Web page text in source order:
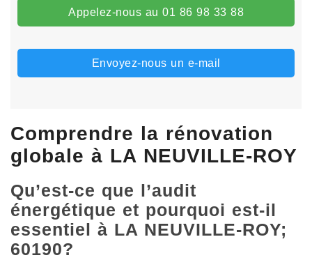
Appelez-nous au 01 86 98 33 88
Envoyez-nous un e-mail
Comprendre la rénovation
globale à LA NEUVILLE-ROY
Qu’est-ce que l’audit
énergétique et pourquoi est-il
essentiel à LA NEUVILLE-ROY;
60190?